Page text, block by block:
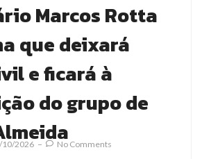
Marcos Rotta
que deixará
e ficará à
do grupo de
10/2026 No Comments